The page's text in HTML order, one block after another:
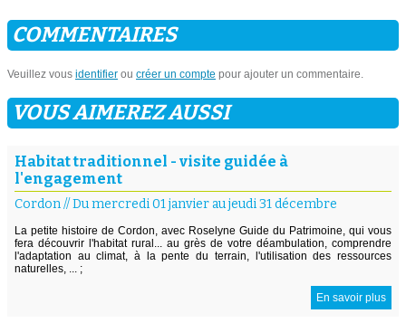
COMMENTAIRES
Veuillez vous identifier ou créer un compte pour ajouter un commentaire.
VOUS AIMEREZ AUSSI
Habitat traditionnel - visite guidée à
l'engagement
Cordon//Du mercredi 01 janvier au jeudi 31 décembre
La petite histoire de Cordon, avec Roselyne Guide du Patrimoine, qui vous
fera découvrir l'habitat rural... au grès de votre déambulation, comprendre
l'adaptation au climat, à la pente du terrain, l'utilisation des ressources
naturelles, ... ;
En savoir plus